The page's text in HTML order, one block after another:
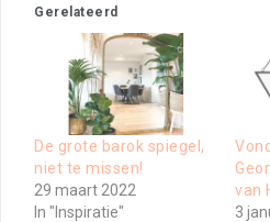
Gerelateerd
De grote barok spiegel,
niet te missen!
29 maart 2022
In "Inspiratie"
van
3